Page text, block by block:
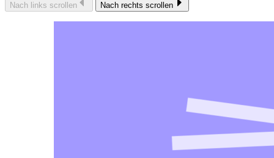
Nach links scrollen Nach rechts scrollen